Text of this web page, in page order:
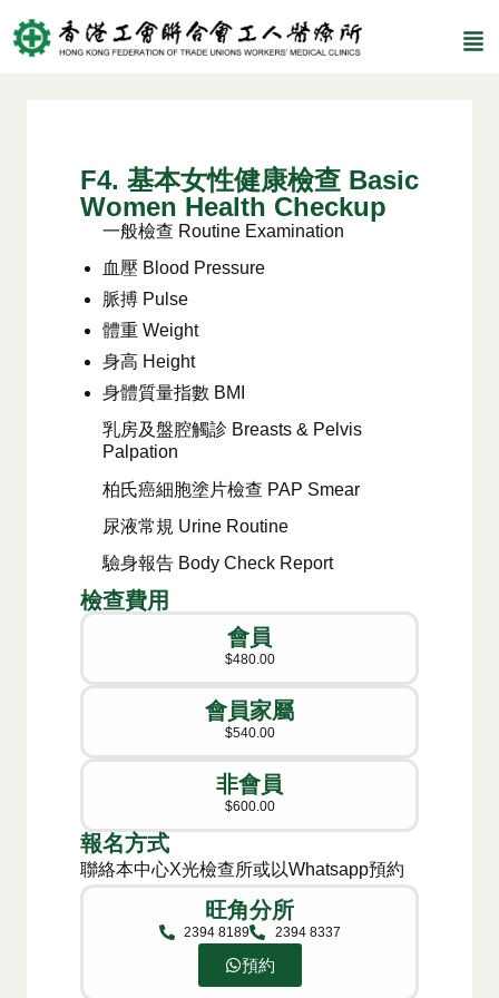
F4. 基本女性健康檢查 Basic
Women Health Checkup
一般檢查 Routine Examination
血壓 Blood Pressure
脈搏 Pulse
體重 Weight
身高 Height
身體質量指數 BMI
乳房及盤腔觸診 Breasts & Pelvis
Palpation
柏氏癌細胞塗片檢查 PAP Smear
尿液常規 Urine Routine
驗身報告 Body Check Report
檢查費用
會員
$480.00
會員家屬​
$540.00
非會員​
$600.00
聯絡本中心X光檢查所或以Whatsapp預約
報名方式​
旺角分所
2394 8189 2394 8337
預約